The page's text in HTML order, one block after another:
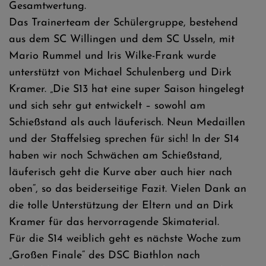
Gesamtwertung.
Das Trainerteam der Schülergruppe, bestehend
aus dem SC Willingen und dem SC Usseln, mit
Mario Rummel und Iris Wilke-Frank wurde
unterstützt von Michael Schulenberg und Dirk
Kramer. „Die S13 hat eine super Saison hingelegt
und sich sehr gut entwickelt – sowohl am
Schießstand als auch läuferisch. Neun Medaillen
und der Staffelsieg sprechen für sich! In der S14
haben wir noch Schwächen am Schießstand,
läuferisch geht die Kurve aber auch hier nach
oben“, so das beiderseitige Fazit. Vielen Dank an
die tolle Unterstützung der Eltern und an Dirk
Kramer für das hervorragende Skimaterial.
Für die S14 weiblich geht es nächste Woche zum
„Großen Finale“ des DSC Biathlon nach